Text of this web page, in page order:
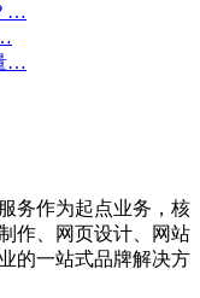
…
…
务作为起点业务，核
作、网页设计、网站
的一站式品牌解决方